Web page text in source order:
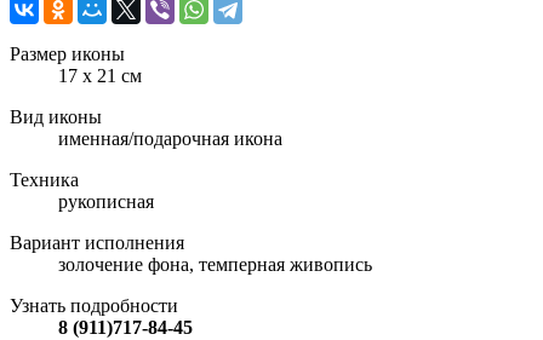
Размер иконы
17 х 21 см
Вид иконы
именная/подарочная икона
Техника
рукописная
Вариант исполнения
золочение фона, темперная живопись
Узнать подробности
8 (911)717-84-45